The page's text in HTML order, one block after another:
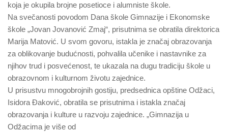
koja je okupila brojne posetioce i alumniste škole.
Na svečanosti povodom Dana škole Gimnazije i Ekonomske
škole „Jovan Jovanović Zmaj“, prisutnima se obratila direktorica
Marija Matović. U svom govoru, istakla je značaj obrazovanja
za oblikovanje budućnosti, pohvalila učenike i nastavnike za
njihov trud i posvećenost, te ukazala na dugu tradiciju škole u
obrazovnom i kulturnom životu zajednice.
U prisustvu mnogobrojnih gostiju, predsednica opštine Odžaci,
Isidora Đaković, obratila se prisutnima i istakla značaj
obrazovanja i kulture u razvoju zajednice. „Gimnazija u
Odžacima je više od